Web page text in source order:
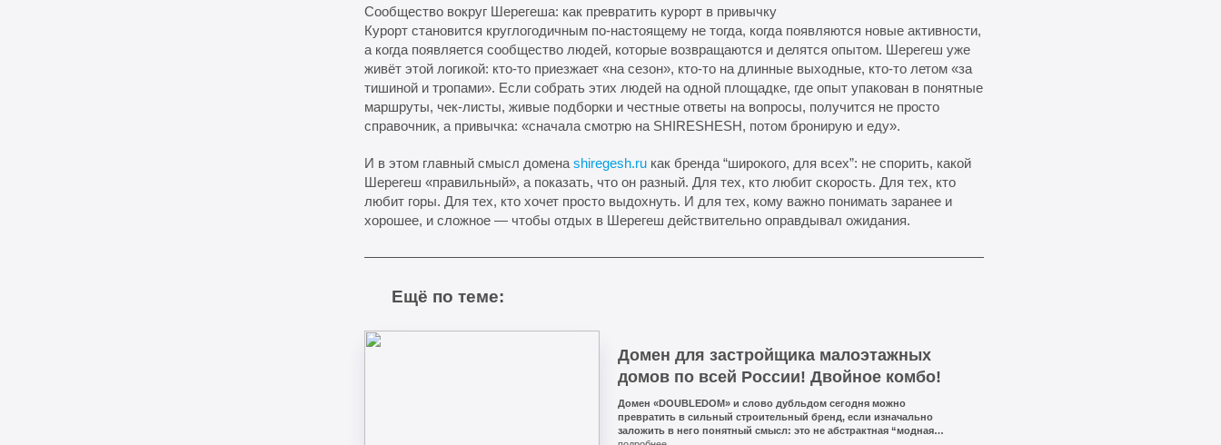
Сообщество вокруг Шерегеша: как превратить курорт в привычку
Курорт становится круглогодичным по-настоящему не тогда, когда появляются новые активности,
а когда появляется сообщество людей, которые возвращаются и делятся опытом. Шерегеш уже
живёт этой логикой: кто-то приезжает «на сезон», кто-то на длинные выходные, кто-то летом «за
тишиной и тропами». Если собрать этих людей на одной площадке, где опыт упакован в понятные
маршруты, чек-листы, живые подборки и честные ответы на вопросы, получится не просто
справочник, а привычка: «сначала смотрю на SHIRESHESH, потом бронирую и еду».
И в этом главный смысл доменаshiregesh.ru как бренда “широкого, для всех”: не спорить, какой
Шерегеш «правильный», а показать, что он разный. Для тех, кто любит скорость. Для тех, кто
любит горы. Для тех, кто хочет просто выдохнуть. И для тех, кому важно понимать заранее и
хорошее, и сложное — чтобы отдых в Шерегеш действительно оправдывал ожидания.
Ещё по теме:
Домен для застройщика малоэтажных
домов по всей России! Двойное комбо!
Домен «DOUBLEDOM» и слово дубльдом сегодня можно
превратить в сильный строительный бренд, если изначально
заложить в него понятный смысл: это не абстрактная “модная